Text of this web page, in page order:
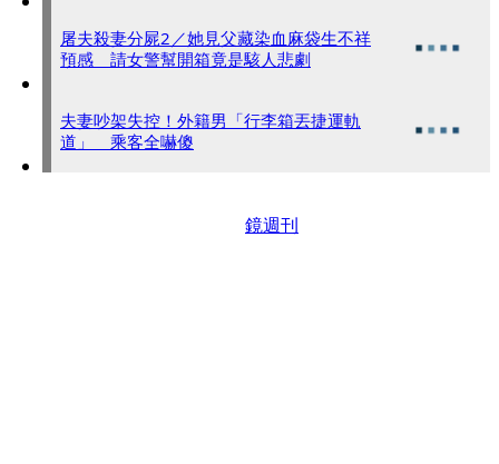
屠夫殺妻分屍2／她見父藏染血麻袋生不祥
預感 請女警幫開箱竟是駭人悲劇
夫妻吵架失控！外籍男「行李箱丟捷運軌
道」 乘客全嚇傻
鏡週刊